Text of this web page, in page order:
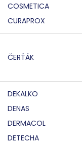
COSMETICA
CURAPROX
ČERŤÁK
DEKALKO
DENAS
DERMACOL
DETECHA